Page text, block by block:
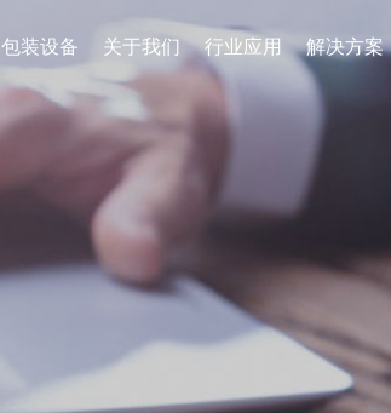
包装设备 关于我们 行业应用 解决方案